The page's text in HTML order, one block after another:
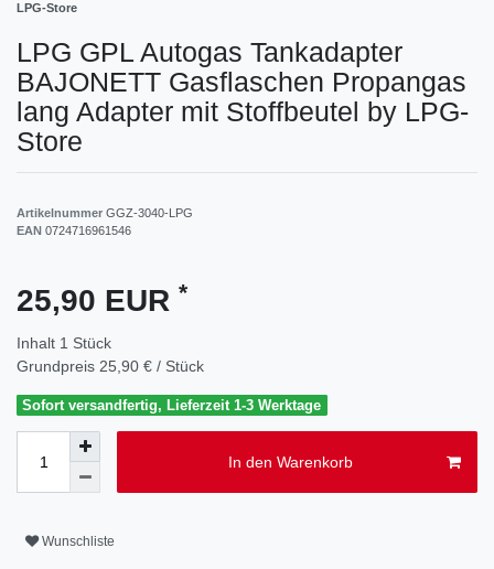
LPG-Store
LPG GPL Autogas Tankadapter
BAJONETT Gasflaschen Propangas
lang Adapter mit Stoffbeutel by LPG-
Store
Artikelnummer GGZ-3040-LPG
EAN 0724716961546
25,90 EUR *
Inhalt 1 Stück
Grundpreis 25,90 € / Stück
Sofort versandfertig, Lieferzeit 1-3 Werktage
In den Warenkorb
Wunschliste